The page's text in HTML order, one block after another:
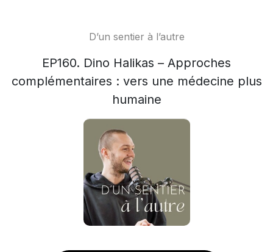
D’un sentier à l’autre
EP160. Dino Halikas – Approches
complémentaires : vers une médecine plus
humaine